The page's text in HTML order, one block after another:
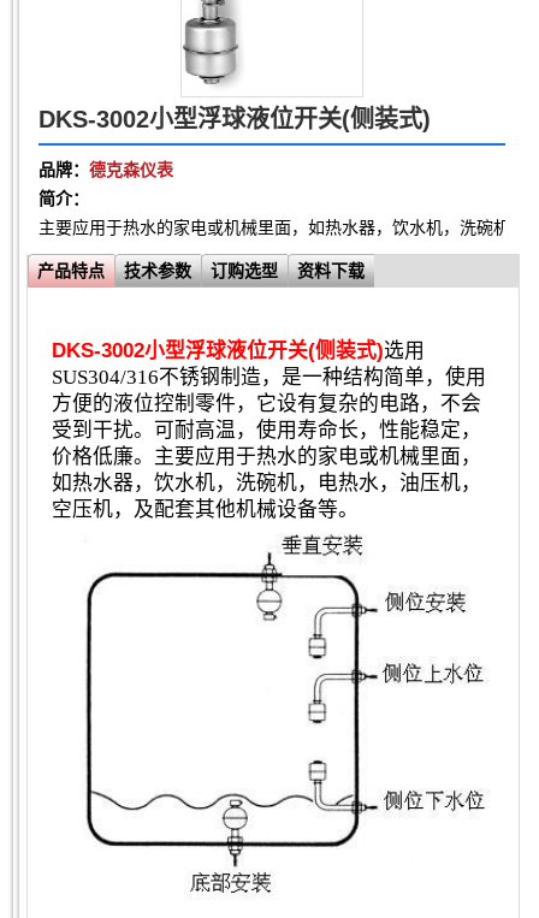
DKS-3002小型浮球液位开关(侧装式)
品牌： 德克森仪表
简介：
主要应用于热水的家电或机械里面，如热水器，饮水机，洗碗机
产品特点 技术参数 订购选型 资料下载
DKS-3002小型浮球液位开关(侧装式)选用
SUS304/316不锈钢制造，是一种结构简单，使用
方便的液位控制零件，它设有复杂的电路，不会
受到干扰。可耐高温，使用寿命长，性能稳定，
价格低廉。主要应用于热水的家电或机械里面，
如热水器，饮水机，洗碗机，电热水，油压机，
空压机，及配套其他机械设备等。